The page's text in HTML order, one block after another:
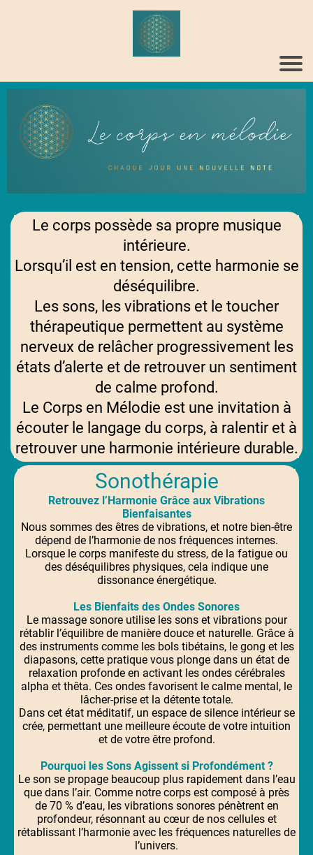
Le corps possède sa propre musique
intérieure.
Lorsqu’il est en tension, cette harmonie se
déséquilibre.
Les sons, les vibrations et le toucher
thérapeutique permettent au système
nerveux de relâcher progressivement les
états d’alerte et de retrouver un sentiment
de calme profond.
Le Corps en Mélodie est une invitation à
écouter le langage du corps, à ralentir et à
retrouver une harmonie intérieure durable.
Sonothérapie
Retrouvez l’Harmonie Grâce aux Vibrations
Bienfaisantes
Nous sommes des êtres de vibrations, et notre bien-être
dépend de l’harmonie de nos fréquences internes.
Lorsque le corps manifeste du stress, de la fatigue ou
des déséquilibres physiques, cela indique une
dissonance énergétique.
Les Bienfaits des Ondes Sonores
Le massage sonore utilise les sons et vibrations pour
rétablir l’équilibre de manière douce et naturelle. Grâce à
des instruments comme les bols tibétains, le gong et les
diapasons, cette pratique vous plonge dans un état de
relaxation profonde en activant les ondes cérébrales
alpha et thêta. Ces ondes favorisent le calme mental, le
lâcher-prise et la détente totale.
Dans cet état méditatif, un espace de silence intérieur se
crée, permettant une meilleure écoute de votre intuition
et de votre être profond.
Pourquoi les Sons Agissent si Profondément ?
Le son se propage beaucoup plus rapidement dans l’eau
que dans l’air. Comme notre corps est composé à près
de 70 % d’eau, les vibrations sonores pénètrent en
profondeur, résonnant au cœur de nos cellules et
rétablissant l’harmonie avec les fréquences naturelles de
l’univers.